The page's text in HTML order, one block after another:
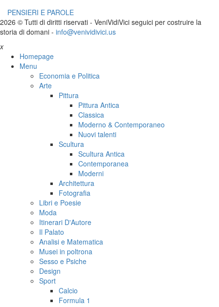
PENSIERI E PAROLE
2026 © Tutti di diritti riservati - VeniVidiVici seguici per costruire la
storia di domani - info@venividivici.us
x
Homepage
Menu
Economia e Politica
Arte
Pittura
Pittura Antica
Classica
Moderno & Contemporaneo
Nuovi talenti
Scultura
Scultura Antica
Contemporanea
Moderni
Architettura
Fotografia
Libri e Poesie
Moda
Itinerari D'Autore
Il Palato
Analisi e Matematica
Musei in poltrona
Sesso e Psiche
Design
Sport
Calcio
Formula 1